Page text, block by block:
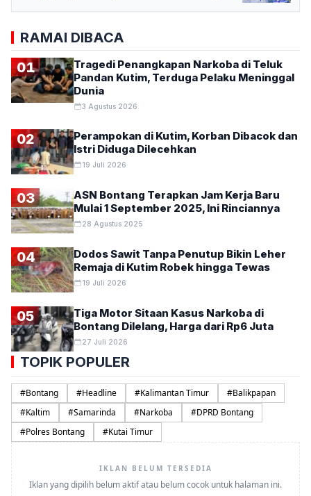
RAMAI DIBACA
01
Tragedi Penangkapan Narkoba di Teluk
Pandan Kutim, Terduga Pelaku Meninggal
Dunia
3 Agustus 2026
02
Perampokan di Kutim, Korban Dibacok dan
Istri Diduga Dilecehkan
19 Juli 2026
03
ASN Bontang Terapkan Jam Kerja Baru
Mulai 1 September 2025, Ini Rinciannya
28 Agustus 2025
04
Dodos Sawit Tanpa Penutup Bikin Leher
Remaja di Kutim Robek hingga Tewas
19 Juli 2026
05
Tiga Motor Sitaan Kasus Narkoba di
Bontang Dilelang, Harga dari Rp6 Juta
27 Juli 2026
TOPIK POPULER
#Bontang #Headline #Kalimantan Timur #Balikpapan
#Kaltim #Samarinda #Narkoba #DPRD Bontang
#Polres Bontang #Kutai Timur
IKLAN BELUM TERSEDIA
Iklan yang dipilih belum aktif atau belum cocok untuk halaman ini.